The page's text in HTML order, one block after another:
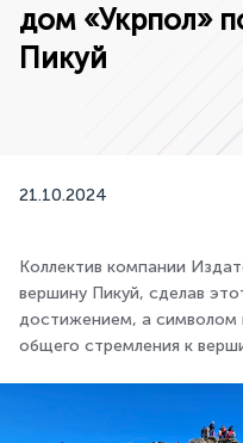
дом «Укрпол»
Пикуй
21.10.2024
Коллектив компании
вершину Пикуй, сделав
достижением, а символом
общего стремления к